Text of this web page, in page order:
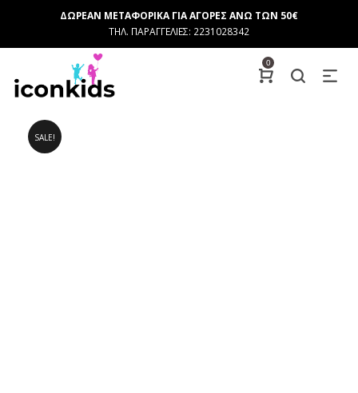
ΔΩΡΕΑΝ ΜΕΤΑΦΟΡΙΚΑ ΓΙΑ ΑΓΟΡΕΣ ΑΝΩ ΤΩΝ 50€
ΤΗΛ. ΠΑΡΑΓΓΕΛΙΕΣ: 2231028342
0
SALE!